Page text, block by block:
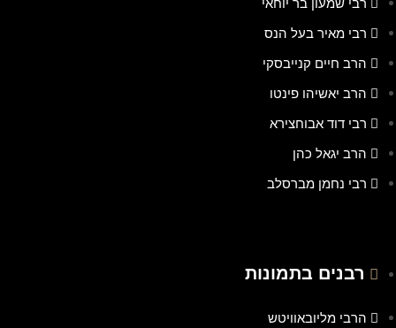
רבי מאיר בעל הנס
הרב חיים קנייבסקי
הרב יאשיהו פינטו
רבי דוד אבוחצירא
הרב יגאל כהן
רבי נחמן מברסלב
רבנים בתמונות
הרבי מליובאוויטש